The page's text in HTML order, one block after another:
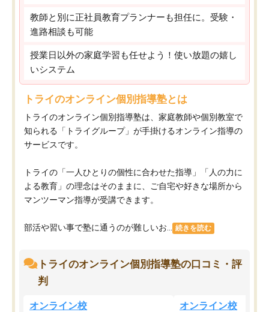
教師と別に正社員教育プランナーも担任に。受験・
進路相談も可能
授業日以外の家庭学習も任せよう！使い放題の嬉し
いシステム
トライのオンライン個別指導塾とは
トライのオンライン個別指導塾は、家庭教師や個別教室で
知られる「トライグループ」が手掛けるオンライン指導の
サービスです。
トライの「一人ひとりの個性に合わせた指導」「人の力に
よる教育」の理念はそのままに、ご自宅や好きな場所から
マンツーマン指導が受講できます。
部活や習い事で塾に通うのが難しいお... 続きを読む
トライのオンライン個別指導塾の口コミ・評
判
オンライン校 オンライン校